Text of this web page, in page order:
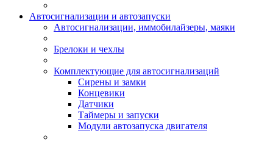
Автосигнализации и автозапуски
Автосигнализации, иммобилайзеры, маяки
Брелоки и чехлы
Комплектующие для автосигнализаций
Сирены и замки
Концевики
Датчики
Таймеры и запуски
Модули автозапуска двигателя